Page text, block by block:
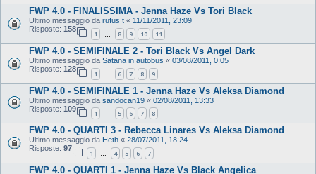
FWP 4.0 - FINALISSIMA - Jenna Haze Vs Tori Black
Ultimo messaggio da rufus t « 11/11/2011, 23:09
Risposte: 158
1 8 9 10 11
FWP 4.0 - SEMIFINALE 2 - Tori Black Vs Angel Dark
Ultimo messaggio da Satana in autobus « 03/08/2011, 0:05
Risposte: 128
1 … 6 7 8 9
FWP 4.0 - SEMIFINALE 1 - Jenna Haze Vs Aleksa Diamond
Ultimo messaggio da sandocan19 « 02/08/2011, 13:33
Risposte: 109
1 5 6 7 8
FWP 4.0 - QUARTI 3 - Rebecca Linares Vs Aleksa Diamond
Ultimo messaggio da Heth « 28/07/2011, 18:24
Risposte: 97
1 … 4 5 6 7
FWP 4.0 - QUARTI 1 - Jenna Haze Vs Black Angelica